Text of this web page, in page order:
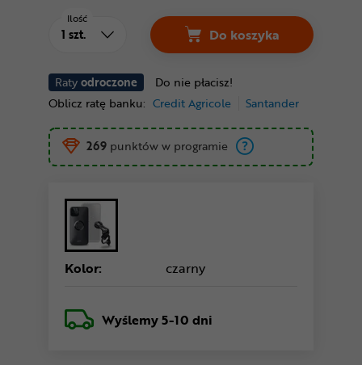
Ratyodroczone
Do nie płacisz!
Oblicz ratę banku: Credit Agricole Santander
Ilość
Do koszyka
269 punktów w programie
Kolor: czarny
Wyślemy5-10 dni